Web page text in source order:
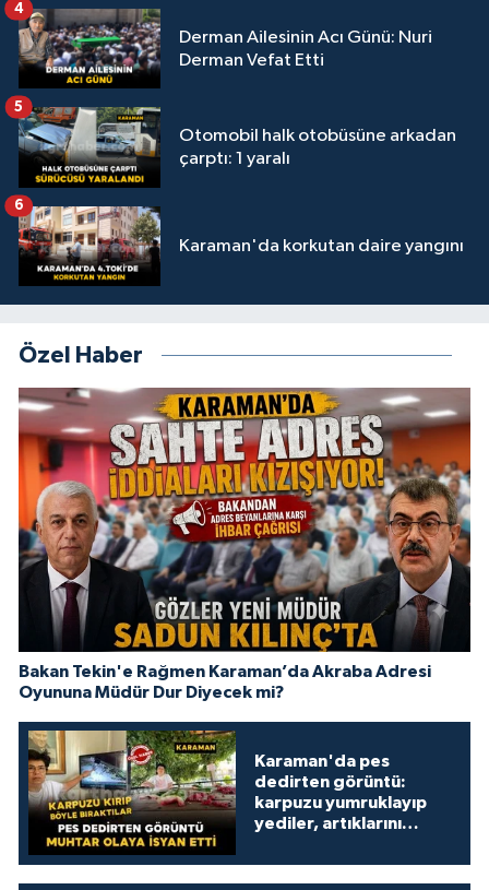
Derman Ailesinin Acı Günü: Nuri
Derman Vefat Etti
4
Otomobil halk otobüsüne arkadan
çarptı: 1 yaralı
5
Karaman'da korkutan daire yangını
6
Özel Haber
Bakan Tekin'e Rağmen Karaman’da Akraba Adresi
Oyununa Müdür Dur Diyecek mi?
Karaman'da pes
dedirten görüntü:
karpuzu yumruklayıp
yediler, artıklarını